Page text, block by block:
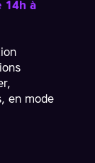
14h à
en mode